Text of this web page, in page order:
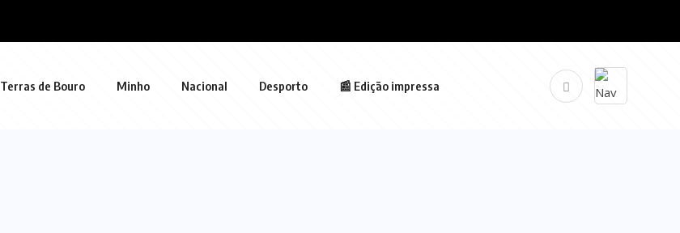
Terras de Bouro Minho Nacional Desporto 📰 Edição impressa